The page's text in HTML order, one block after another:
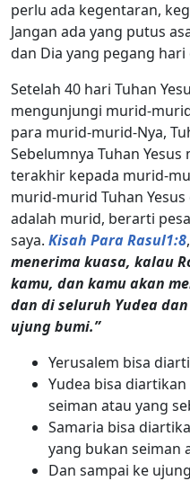
perlu ada kegentaran,
Jangan ada yang putus
dan Dia yang pegang hari
Setelah 40 hari Tuhan
mengunjungi murid-
para murid-murid-Nya,
Sebelumnya Tuhan
terakhir kepada murid-
murid-murid Tuhan
adalah murid, berarti
saya. Kisah Para Rasul1:8,
menerima kuasa, kalau
kamu, dan kamu akan
dan di seluruh Yudea
ujung bumi.”
Yerusalem bisa
Yudea bisa
seiman atau yang
Samaria bisa
yang bukan seiman
Dan sampai ke